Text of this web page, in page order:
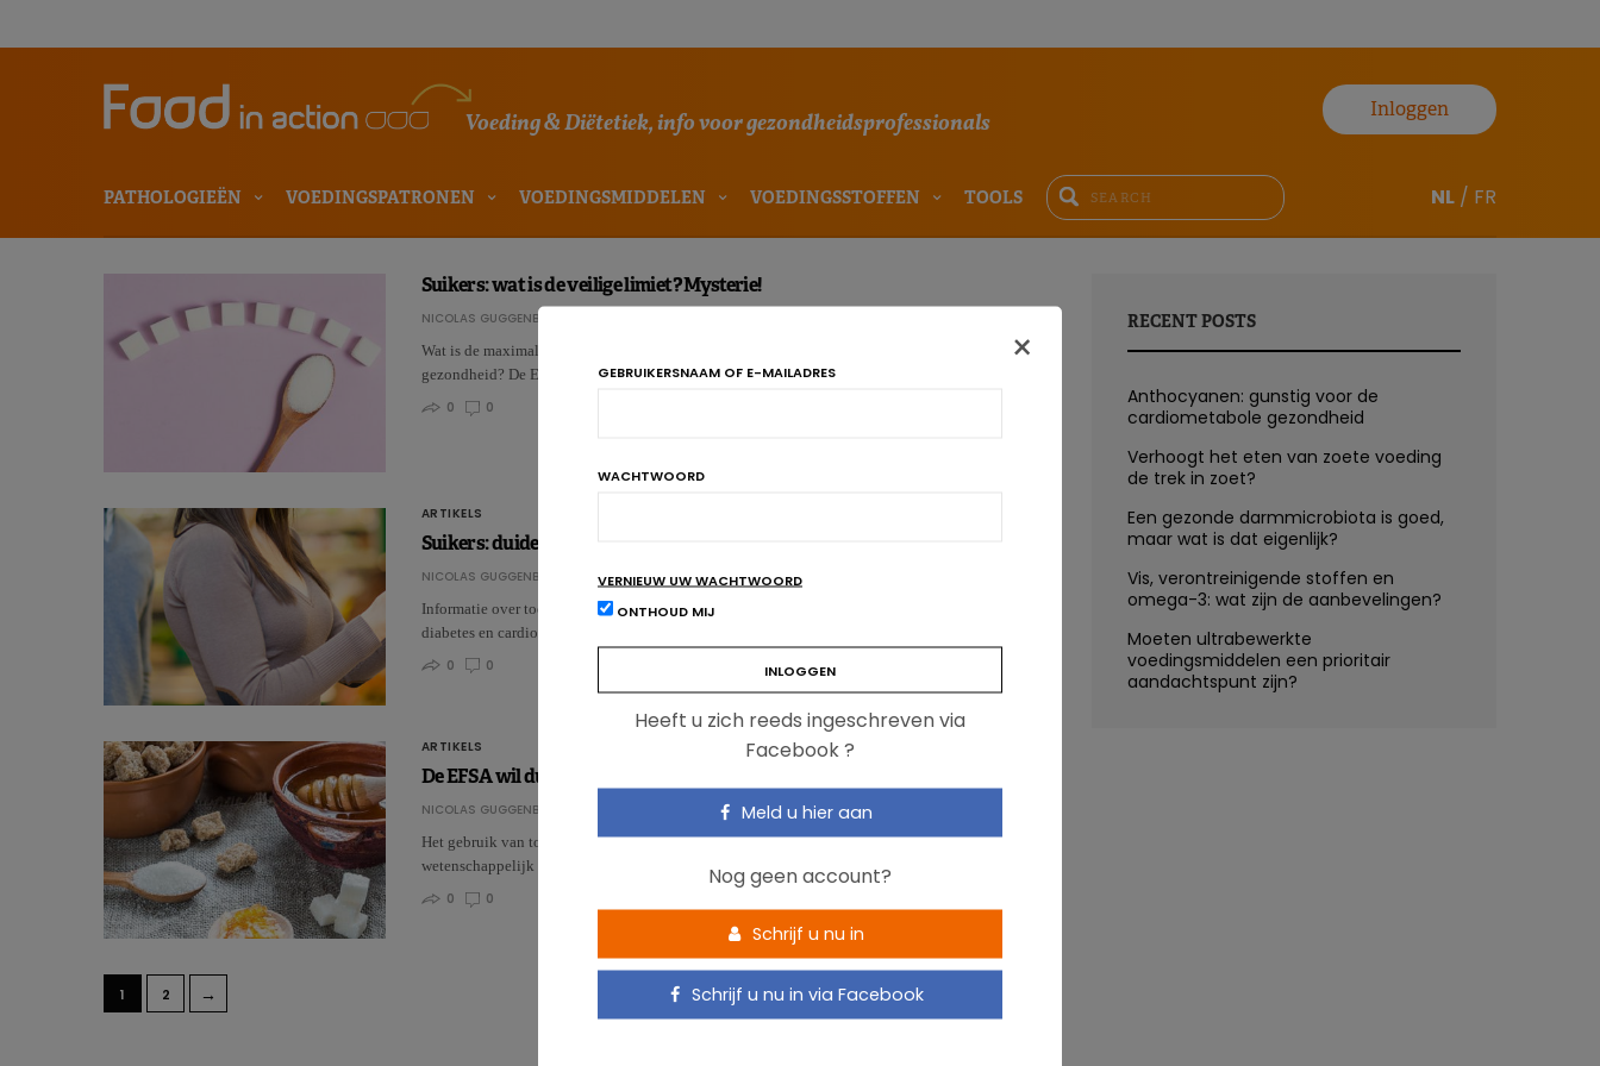
Voeding & Diëtetiek, info voor gezondheidsprofessionals
Inloggen
PATHOLOGIEËN VOEDINGSPATRONEN VOEDINGSMIDDELEN VOEDINGSSTOFFEN TOOLS NL / FR
Suikers: wat is de veilige limiet? Mysterie!
NICOLAS GUGGENBÜHL
Wat is de maximale hoeveelheid suikers die je kunt consumeren zonder gevaar voor de
gezondheid? De Europese Autoriteit voor Voedselveiligheid (EFSA) heeft g…
0
0
ARTIKELS
Suikers: duidelijkere info op het etiket kan levens redden
NICOLAS GUGGENBÜHL
Informatie over toegevoegde suikers op etiketten van voedingsmiddelen kan het risico op
diabetes en cardiovasculaire aandoeningen verlagen. Ook het kostenpl…
0
0
ARTIKELS
De EFSA wil duidelijkheid over toegevoegde suikers
NICOLAS GUGGENBÜHL
Het gebruik van toegevoegde suikers staat zwaar onder druk. De EFSA wil een
wetenschappelijk gestoelde grenswaarde vastleggen en…
0
0
1 2 →
RECENT POSTS
Anthocyanen: gunstig voor de
cardiometabole gezondheid
Verhoogt het eten van zoete voeding
de trek in zoet?
Een gezonde darmmicrobiota is goed,
maar wat is dat eigenlijk?
Vis, verontreinigende stoffen en
omega-3: wat zijn de aanbevelingen?
Moeten ultrabewerkte
voedingsmiddelen een prioritair
aandachtspunt zijn?
×
GEBRUIKERSNAAM OF E-MAILADRES
WACHTWOORD
VERNIEUW UW WACHTWOORD
ONTHOUD MIJ
Heeft u zich reeds ingeschreven via
Facebook ?
Meld u hier aan
Nog geen account?
Schrijf u nu in
Schrijf u nu in via Facebook